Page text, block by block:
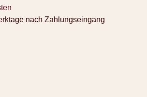
nach Zahlungseingang